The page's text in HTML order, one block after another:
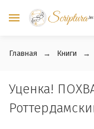
Главная Книги
Уценка!